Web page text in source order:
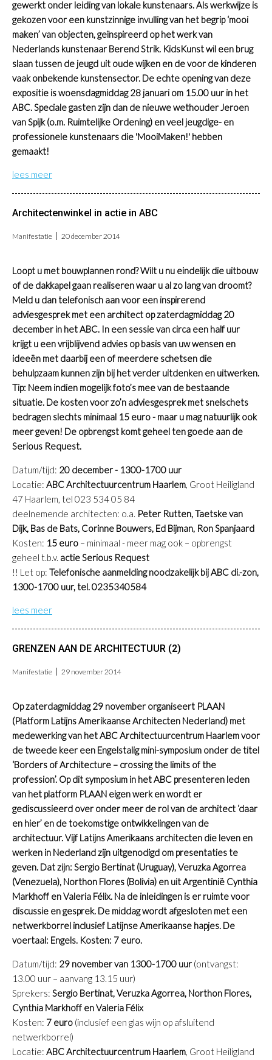
gewerkt onder leiding van lokale kunstenaars. Als werkwijze is
gekozen voor een kunstzinnige invulling van het begrip ‘mooi
maken’ van objecten, geïnspireerd op het werk van
Nederlands kunstenaar Berend Strik. KidsKunst wil een brug
slaan tussen de jeugd uit oude wijken en de voor de kinderen
vaak onbekende kunstensector. De echte opening van deze
expositie is woensdagmiddag 28 januari om 15.00 uur in het
ABC. Speciale gasten zijn dan de nieuwe wethouder Jeroen
van Spijk (o.m. Ruimtelijke Ordening) en veel jeugdige- en
professionele kunstenaars die 'MooiMaken!' hebben
gemaakt!
lees meer
Architectenwinkel in actie in ABC
Manifestatie 20 december 2014
Loopt u met bouwplannen rond? Wilt u nu eindelijk die uitbouw
of de dakkapel gaan realiseren waar u al zo lang van droomt?
Meld u dan telefonisch aan voor een inspirerend
adviesgesprek met een architect op zaterdagmiddag 20
december in het ABC. In een sessie van circa een half uur
krijgt u een vrijblijvend advies op basis van uw wensen en
ideeën met daarbij een of meerdere schetsen die
behulpzaam kunnen zijn bij het verder uitdenken en uitwerken.
Tip: Neem indien mogelijk foto’s mee van de bestaande
situatie. De kosten voor zo’n adviesgesprek met snelschets
bedragen slechts minimaal 15 euro - maar u mag natuurlijk ook
meer geven! De opbrengst komt geheel ten goede aan de
Serious Request.
Datum/tijd: 20 december - 1300-1700 uur
Locatie: ABC Architectuurcentrum Haarlem, Groot Heiligland
47 Haarlem, tel 023 534 05 84
deelnemende architecten: o.a. Peter Rutten, Taetske van
Dijk, Bas de Bats, Corinne Bouwers, Ed Bijman, Ron Spanjaard
Kosten: 15 euro – minimaal - meer mag ook – opbrengst
geheel t.b.v. actie Serious Request
!! Let op: Telefonische aanmelding noodzakelijk bij ABC di.-zon,
1300-1700 uur, tel. 0235340584
lees meer
GRENZEN AAN DE ARCHITECTUUR (2)
Manifestatie 29 november 2014
Op zaterdagmiddag 29 november organiseert PLAAN
(Platform Latijns Amerikaanse Architecten Nederland) met
medewerking van het ABC Architectuurcentrum Haarlem voor
de tweede keer een Engelstalig mini-symposium onder de titel
‘Borders of Architecture – crossing the limits of the
profession’. Op dit symposium in het ABC presenteren leden
van het platform PLAAN eigen werk en wordt er
gediscussieerd over onder meer de rol van de architect ‘daar
en hier’ en de toekomstige ontwikkelingen van de
architectuur. Vijf Latijns Amerikaans architecten die leven en
werken in Nederland zijn uitgenodigd om presentaties te
geven. Dat zijn: Sergio Bertinat (Uruguay), Veruzka Agorrea
(Venezuela), Northon Flores (Bolivia) en uit Argentinië Cynthia
Markhoff en Valeria Félix. Na de inleidingen is er ruimte voor
discussie en gesprek. De middag wordt afgesloten met een
netwerkborrel inclusief Latijnse Amerikaanse hapjes. De
voertaal: Engels. Kosten: 7 euro.
Datum/tijd: 29 november van 1300-1700 uur (ontvangst:
13.00 uur – aanvang 13.15 uur)
Sprekers: Sergio Bertinat, Veruzka Agorrea, Northon Flores,
Cynthia Markhoff en Valeria Félix
Kosten: 7 euro (inclusief een glas wijn op afsluitend
netwerkborrel)
Locatie: ABC Architectuurcentrum Haarlem, Groot Heiligland